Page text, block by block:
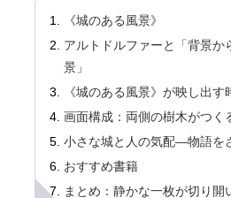
《城のある風景》
アルトドルファーと「背景か
景」
《城のある風景》が映し出
画面構成：両側の樹木がつく
小さな城と人の気配―物語を
おすすめ書籍
まとめ：静かな一枚が切り開